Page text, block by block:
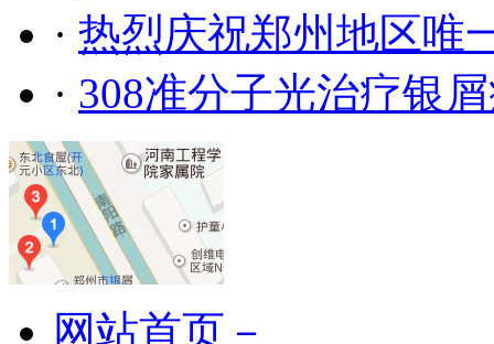
· 热烈庆祝郑州地区唯
· 308准分子光治疗银
网站首页－